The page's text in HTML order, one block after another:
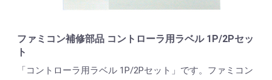
ファミコン補修部品 コントローラ用ラベル 1P/2Pセッ
ト
「コントローラ用ラベル 1P/2Pセット」です。ファミコン